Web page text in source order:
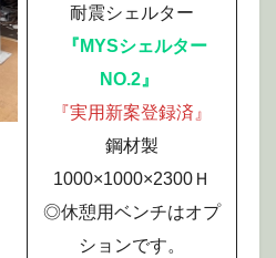
耐震シェルター
『MYSシェルター
NO.2』
『実用新案登録済』
鋼材製
1000×1000×2300Ｈ
◎休憩用ベンチはオプ
ションです。